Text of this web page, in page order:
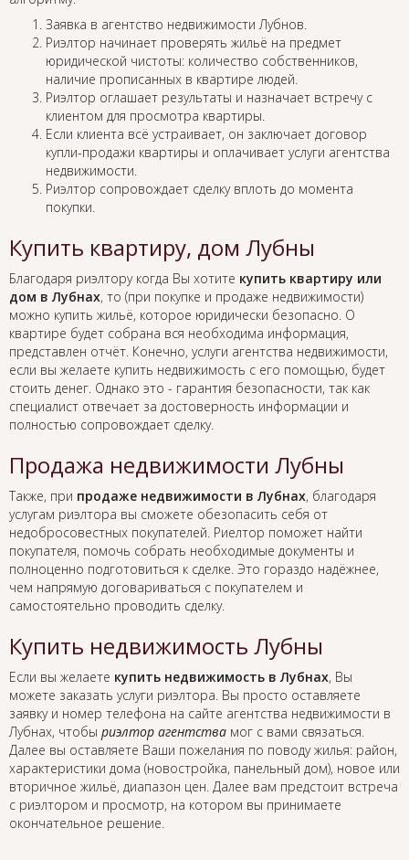
Заявка в агентство недвижимости Лубнов.
Риэлтор начинает проверять жильё на предмет
юридической чистоты: количество собственников,
наличие прописанных в квартире людей.
Риэлтор оглашает результаты и назначает встречу с
клиентом для просмотра квартиры.
Если клиента всё устраивает, он заключает договор
купли-продажи квартиры и оплачивает услуги агентства
недвижимости.
Риэлтор сопровождает сделку вплоть до момента
покупки.
Купить квартиру, дом Лубны
Благодаря риэлтору когда Вы хотите купить квартиру или
дом в Лубнах, то (при покупке и продаже недвижимости)
можно купить жильё, которое юридически безопасно. О
квартире будет собрана вся необходима информация,
представлен отчёт. Конечно, услуги агентства недвижимости,
если вы желаете купить недвижимость с его помощью, будет
стоить денег. Однако это - гарантия безопасности, так как
специалист отвечает за достоверность информации и
полностью сопровождает сделку.
Продажа недвижимости Лубны
Также, при продаже недвижимости в Лубнах, благодаря
услугам риэлтора вы сможете обезопасить себя от
недобросовестных покупателей. Риелтор поможет найти
покупателя, помочь собрать необходимые документы и
полноценно подготовиться к сделке. Это гораздо надёжнее,
чем напрямую договариваться с покупателем и
самостоятельно проводить сделку.
Купить недвижимость Лубны
Если вы желаете купить недвижимость в Лубнах, Вы
можете заказать услуги риэлтора. Вы просто оставляете
заявку и номер телефона на сайте агентства недвижимости в
Лубнах, чтобы риэлтор агентства мог с вами связаться.
Далее вы оставляете Ваши пожелания по поводу жилья: район,
характеристики дома (новостройка, панельный дом), новое или
вторичное жильё, диапазон цен. Далее вам предстоит встреча
с риэлтором и просмотр, на котором вы принимаете
окончательное решение.